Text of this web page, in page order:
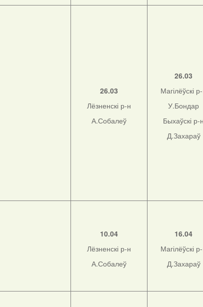
26.03
Лёзненскі р-н
А.Собалеў
26.03
Магілёўскі
У.Бондар
Быхаўскі р-
Д.Захараў
10.04
Лёзненскі р-н
А.Собалеў
16.04
Магілёўскі
Д.Захараў